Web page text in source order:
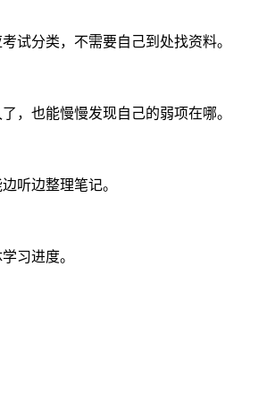
试分类，不需要自己到处找资料。
，也能慢慢发现自己的弱项在哪。
听边整理笔记。
习进度。